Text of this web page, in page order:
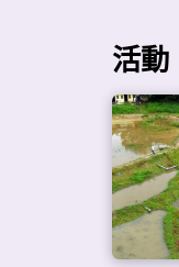
里 1
里 1
施？
「
員！
青・
更多
活動